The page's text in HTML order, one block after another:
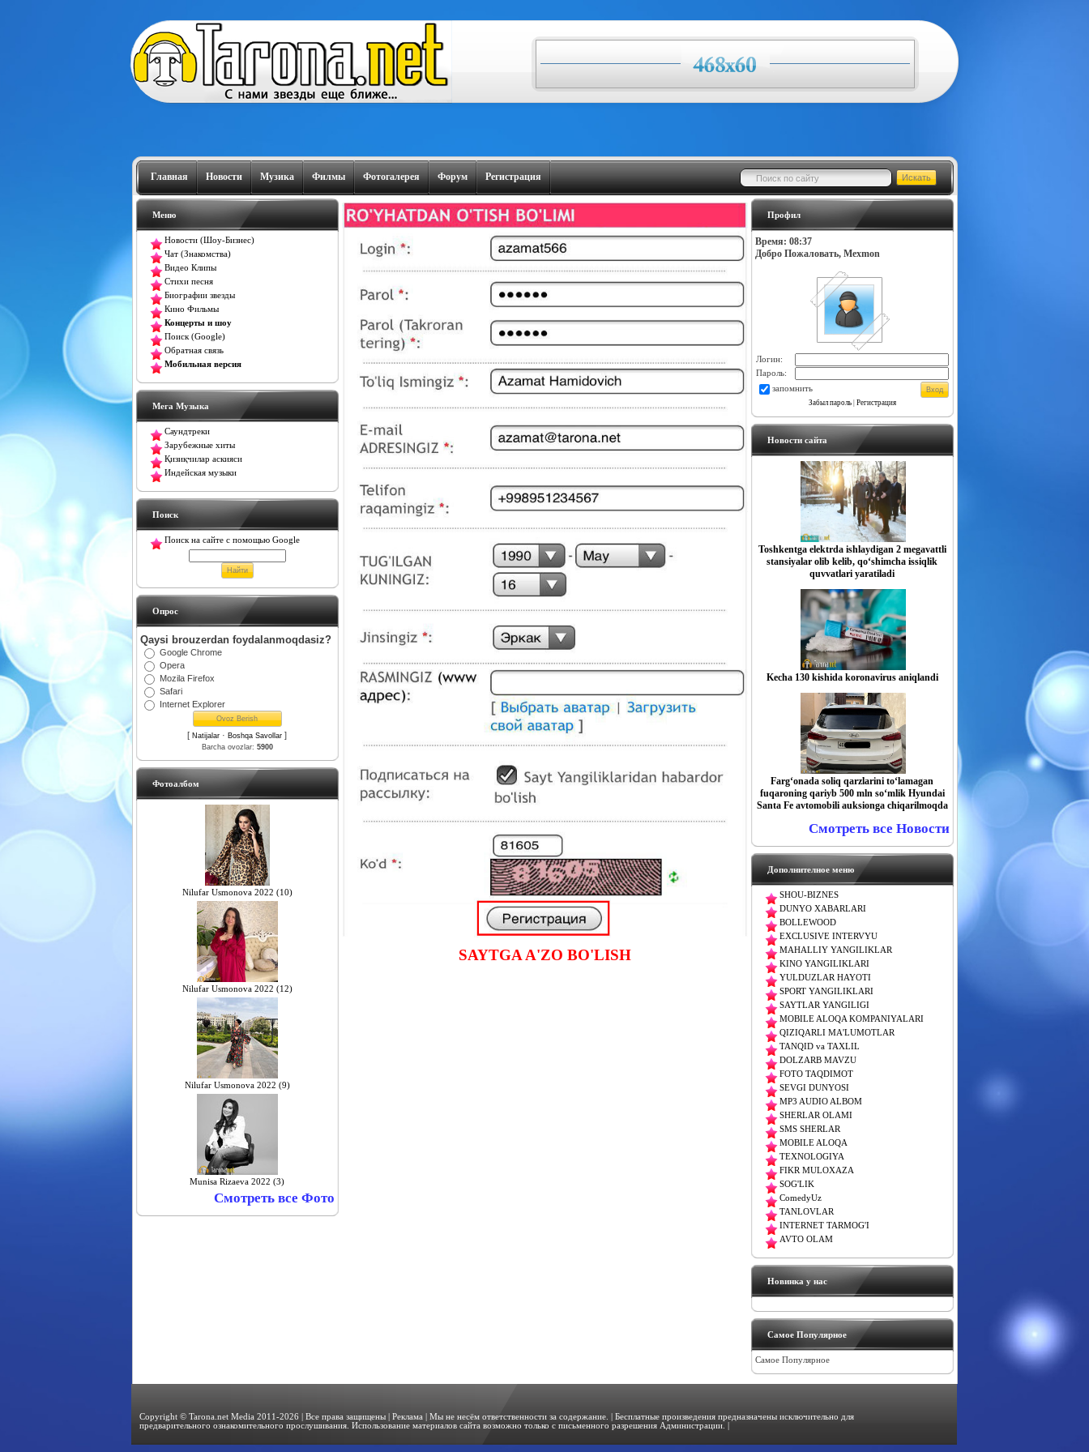
Главная Новости Музика Филмы Фотогалерея Форум Регистрация
Меню
Новости (Шоу-Бизнес)
Чат (Знакомства)
Видео Клипы
Стихи песня
Биографии звезды
Кино Фильмы
Концерты и шоу
Поиск (Google)
Обратная связь
Мобильная версия
Мега Музыка
Саундтреки
Зарубежные хиты
Қизиқчилар аскияси
Индейская музыки
Поиск
Поиск на сайте с помощью Google
Oпрос
Qaysi brouzerdan foydalanmoqdasiz?
Google Chrome
Opera
Mozila Firefox
Safari
Internet Explorer
[ Natijalar · Boshqa Savollar ]
Barcha ovozlar: 5900
Фотоалбом
Nilufar Usmonova 2022 (10)
Nilufar Usmonova 2022 (12)
Nilufar Usmonova 2022 (9)
Munisa Rizaeva 2022 (3)
Смотреть все Фото
SAYTGA A'ZO BO'LISH
Профил
Время: 08:37
Добро Пожаловать, Mexmon
Логин:
Пароль:
запомнить
Забыл пароль| Регистрация
Новости сайта
Toshkentga elektrda ishlaydigan 2 megavattli
stansiyalar olib kelib, qo‘shimcha issiqlik
quvvatlari yaratiladi
Kecha 130 kishida koronavirus aniqlandi
Farg‘onada soliq qarzlarini to‘lamagan
fuqaroning qariyb 500 mln so‘mlik Hyundai
Santa Fe avtomobili auksionga chiqarilmoqda
Смотреть все Новости
Дополнителное меню
SHOU-BIZNES
DUNYO XABARLARI
BOLLEWOOD
EXCLUSIVE INTERVYU
MAHALLIY YANGILIKLAR
KINO YANGILIKLARI
YULDUZLAR HAYOTI
SPORT YANGILIKLARI
SAYTLAR YANGILIGI
MOBILE ALOQA KOMPANIYALARI
QIZIQARLI MA'LUMOTLAR
TANQID va TAXLIL
DOLZARB MAVZU
FOTO TAQDIMOT
SEVGI DUNYOSI
MP3 AUDIO ALBOM
SHERLAR OLAMI
SMS SHERLAR
MOBILE ALOQA
TEXNOLOGIYA
FIKR MULOXAZA
SOG'LIK
ComedyUz
TANLOVLAR
INTERNET TARMOG'I
AVTO OLAM
Новинка у нас
Самое Популярное
Самое Популярное
Copyright © Tarona.net Media 2011-2026 | Все права защищены |Реклама
| Мы не несём ответственности за содержание. | Бесплатные произведения предназначены исключительно для
предварительного ознакомительного прослушивания. Использование материалов сайта возможно только с письменного разрешения Администрации. |